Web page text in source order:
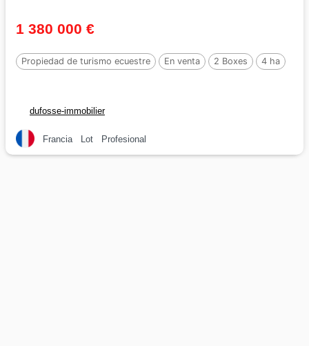
1 380 000 €
Propiedad de turismo ecuestre En venta 2 Boxes 4 ha
dufosse-immobilier
Francia Lot Profesional